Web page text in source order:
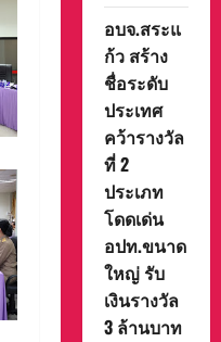
อบจ.สระแ
ก้ว สร้าง
ชื่อระดับ
ประเทศ
คว้ารางวัล
ที่ 2
ประเภท
โดดเด่น
อปท.ขนาด
ใหญ่ รับ
เงินรางวัล
3 ล้านบาท